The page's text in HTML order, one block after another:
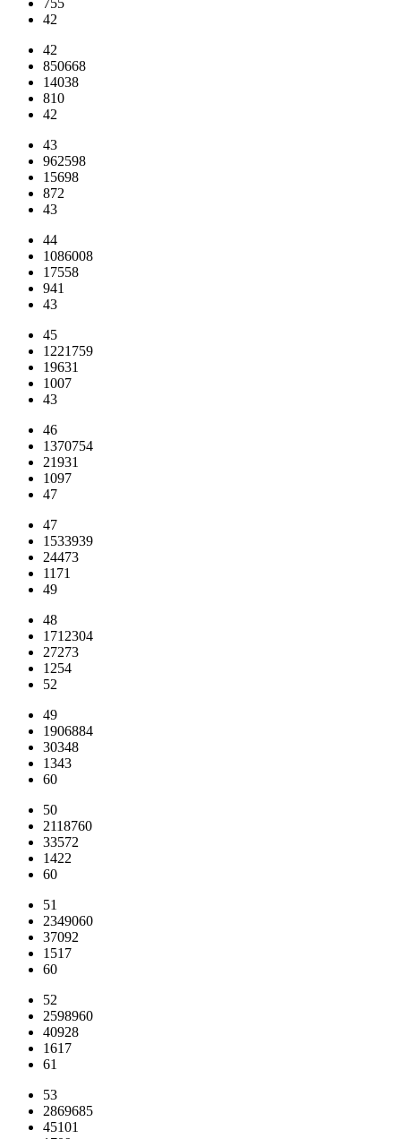
755
42
42
850668
14038
810
42
43
962598
15698
872
43
44
1086008
17558
941
43
45
1221759
19631
1007
43
46
1370754
21931
1097
47
47
1533939
24473
1171
49
48
1712304
27273
1254
52
49
1906884
30348
1343
60
50
2118760
33572
1422
60
51
2349060
37092
1517
60
52
2598960
40928
1617
61
53
2869685
45101